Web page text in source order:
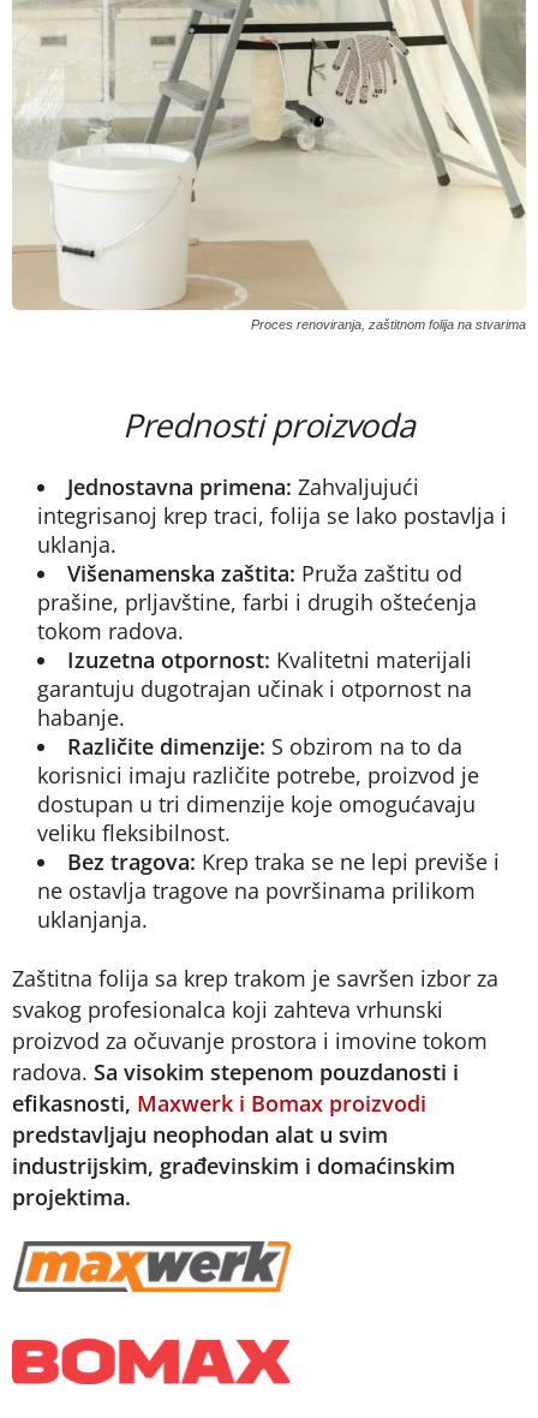
Proces renoviranja, zaštitnom folija na stvarima
Prednosti proizvoda
Jednostavna primena: Zahvaljujući
integrisanoj krep traci, folija se lako postavlja i
uklanja.
Višenamenska zaštita: Pruža zaštitu od
prašine, prljavštine, farbi i drugih oštećenja
tokom radova.
Izuzetna otpornost: Kvalitetni materijali
garantuju dugotrajan učinak i otpornost na
habanje.
Različite dimenzije: S obzirom na to da
korisnici imaju različite potrebe, proizvod je
dostupan u tri dimenzije koje omogućavaju
veliku fleksibilnost.
Bez tragova: Krep traka se ne lepi previše i
ne ostavlja tragove na površinama prilikom
uklanjanja.
Zaštitna folija sa krep trakom je savršen izbor za
svakog profesionalca koji zahteva vrhunski
proizvod za očuvanje prostora i imovine tokom
radova. Sa visokim stepenom pouzdanosti i
efikasnosti, Maxwerk i Bomax proizvodi
predstavljaju neophodan alat u svim
industrijskim, građevinskim i domaćinskim
projektima.